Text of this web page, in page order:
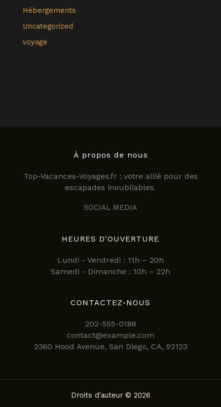
Hébergements
Uncategorized
voyage
À propos de nous
Top-Vacances-Voyages.fr : votre allié pour des
escapades inoubliables.
SOCIAL MEDIA
HEURES D'OUVERTURE
Lundi - Vendredi : 11h – 20h
Samedi - Dimanche : 10h – 22h
CONTACTEZ-NOUS
202-555-0188
contact@example.com
2360 Hood Avenue, San Diego, CA, 92123
Droits d'auteur © 2026